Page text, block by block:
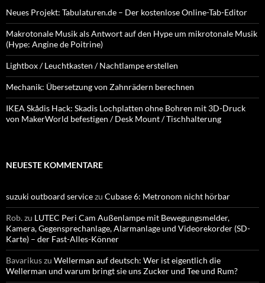
Neues Projekt: Tabulaturen.de – Der kostenlose Online-Tab-Editor
Makrotonale Musik als Antwort auf den Hype um mikrotonale Musik
(Hype: Angine de Poitrine)
Lightbox / Leuchtkasten / Nachtlampe erstellen
Mechanik: Übersetzung von Zahnrädern berechnen
IKEA Skådis Hack: Skadis Lochplatten ohne Bohren mit 3D-Druck
von MakerWorld befestigen / Desk Mount / Tischhalterung
NEUESTE KOMMENTARE
suzuki outboard servicezu Cubase 6: Metronom nicht hörbar
Rob.zu LUTEC Peri Cam Außenlampe mit Bewegungsmelder,
Kamera, Gegensprechanlage, Alarmanlage und Videorekorder (SD-
Karte) – der Fast-Alles-Könner
Bavarikuszu Wellerman auf deutsch: Wer ist eigentlich die
Wellerman und warum bringt sie uns Zucker und Tee und Rum?